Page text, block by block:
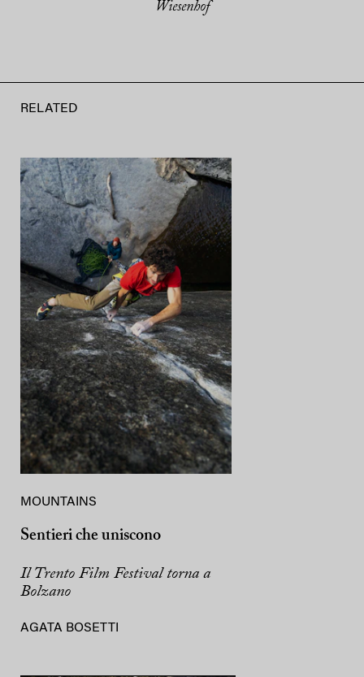
Wiesenhof
RELATED
MOUNTAINS
Sentieri che uniscono
Il Trento Film Festival torna a
Bolzano
AGATA BOSETTI